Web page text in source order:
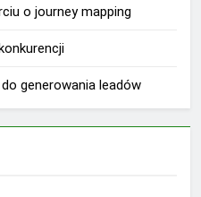
o journey mapping
generowania leadów